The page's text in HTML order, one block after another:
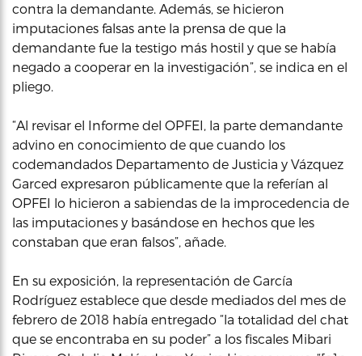
contra la demandante. Además, se hicieron
imputaciones falsas ante la prensa de que la
demandante fue la testigo más hostil y que se había
negado a cooperar en la investigación”, se indica en el
pliego.
“Al revisar el Informe del OPFEI, la parte demandante
advino en conocimiento de que cuando los
codemandados Departamento de Justicia y Vázquez
Garced expresaron públicamente que la referían al
OPFEI lo hicieron a sabiendas de la improcedencia de
las imputaciones y basándose en hechos que les
constaban que eran falsos”, añade.
En su exposición, la representación de García
Rodríguez establece que desde mediados del mes de
febrero de 2018 había entregado “la totalidad del chat
que se encontraba en su poder” a los fiscales Mibari